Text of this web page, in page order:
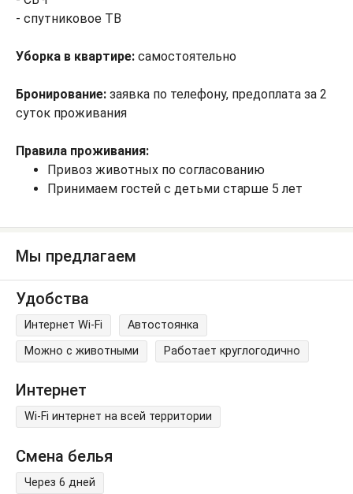
- спутниковое ТВ
Уборка в квартире: самостоятельно
Бронирование: заявка по телефону, предоплата за 2
суток проживания
Правила проживания:
Привоз животных по согласованию
Принимаем гостей с детьми старше 5 лет
Мы предлагаем
Удобства
Интернет Wi-Fi
Автостоянка
Можно с животными
Работает круглогодично
Интернет
Wi-Fi интернет на всей территории
Смена белья
Через 6 дней